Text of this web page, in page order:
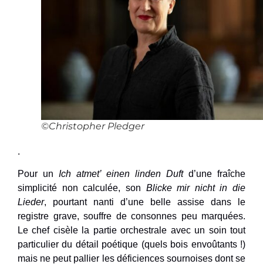
©Christopher Pledger
.
Pour un Ich atmet’ einen linden Duftd’une fraîche
simplicité non calculée, son Blicke mir nicht in die
Lieder, pourtant nanti d’une belle assise dans le
registre grave, souffre de consonnes peu marquées.
Le chef cisèle la partie orchestrale avec un soin tout
particulier du détail poétique (quels bois envoûtants !)
mais ne peut pallier les déficiences sournoises dont se